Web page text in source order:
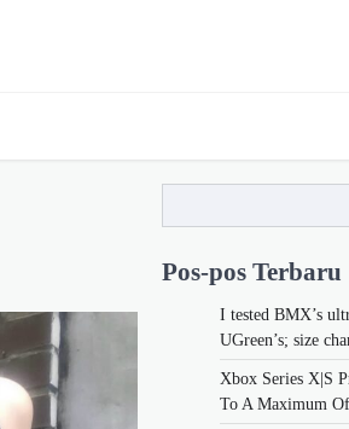
Pos-pos Terbaru
I tested BMX’s
UGreen’s; size
Xbox Series X|S
To A Maximum